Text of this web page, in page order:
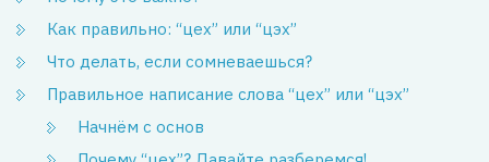
Как правильно: “цех” или “цэх”
Что делать, если сомневаешься?
Правильное написание слова “цех” или “цэх”
Начнём с основ